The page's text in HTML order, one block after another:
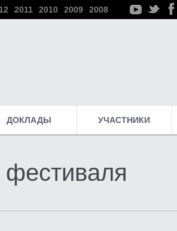
2011 2010 2009 2008
ДОКЛАДЫ УЧАСТНИКИ
фестиваля